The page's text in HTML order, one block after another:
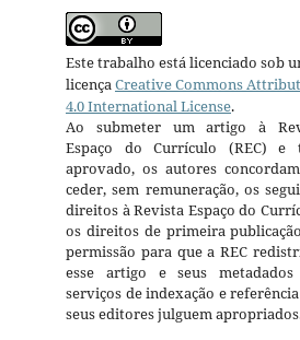
Este trabalho está licenciado sob
licençaCreative Commons
4.0 International License.
Ao submeter um artigo à
Espaço do Currículo (REC) e
aprovado, os autores
ceder, sem remuneração, os
direitos à Revista Espaço do
os direitos de primeira
permissão para que a REC
esse artigo e seus metadados
serviços de indexação e
seus editores julguem